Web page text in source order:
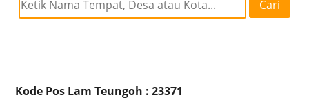
Cari
Kode Pos Lam Teungoh : 23371